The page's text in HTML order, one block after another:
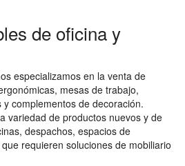
de oficina y
especializamos en la venta de
mesas de trabajo,
complementos de decoración.
variedad de productos nuevos y de
despachos, espacios de
requieren soluciones de mobiliario